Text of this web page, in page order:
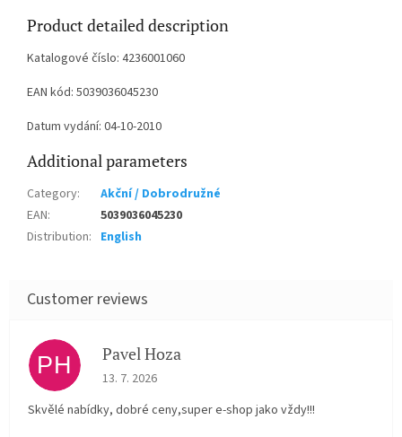
Product detailed description
Katalogové číslo: 4236001060
EAN kód: 5039036045230
Datum vydání: 04-10-2010
Additional parameters
Category:
Akční / Dobrodružné
EAN:
5039036045230
Distribution: English
PH Pavel Hoza
The store rating is 5 out of 5 stars.
13. 7. 2026
Skvělé nabídky, dobré ceny,super e-shop jako vždy!!!